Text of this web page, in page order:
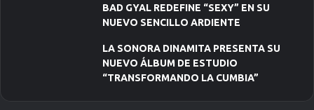
BAD GYAL REDEFINE “SEXY” EN SU
NUEVO SENCILLO ARDIENTE
LA SONORA DINAMITA PRESENTA SU
NUEVO ÁLBUM DE ESTUDIO
“TRANSFORMANDO LA CUMBIA”